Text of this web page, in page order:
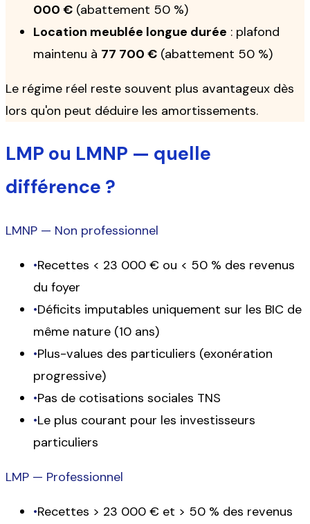
000 € (abattement 50 %)
Location meublée longue durée : plafond
maintenu à 77 700 € (abattement 50 %)
Le régime réel reste souvent plus avantageux dès
lors qu'on peut déduire les amortissements.
LMP ou LMNP — quelle
différence ?
LMNP — Non professionnel
•Recettes < 23 000 € ou < 50 % des revenus
du foyer
•Déficits imputables uniquement sur les BIC de
même nature (10 ans)
•Plus-values des particuliers (exonération
progressive)
•Pas de cotisations sociales TNS
•Le plus courant pour les investisseurs
particuliers
LMP — Professionnel
•Recettes > 23 000 € et > 50 % des revenus